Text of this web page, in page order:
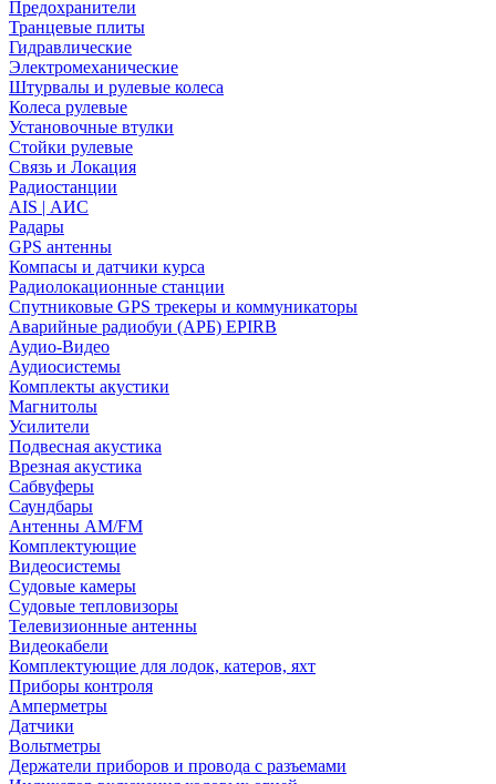
Предохранители
Транцевые плиты
Гидравлические
Электромеханические
Штурвалы и рулевые колеса
Колеса рулевые
Установочные втулки
Стойки рулевые
Связь и Локация
Радиостанции
AIS | АИС
Радары
GPS антенны
Компасы и датчики курса
Радиолокационные станции
Спутниковые GPS трекеры и коммуникаторы
Аварийные радиобуи (АРБ) EPIRB
Аудио-Видео
Аудиосистемы
Комплекты акустики
Магнитолы
Усилители
Подвесная акустика
Врезная акустика
Сабвуферы
Саундбары
Антенны AM/FM
Комплектующие
Видеосистемы
Судовые камеры
Cудовые тепловизоры
Телевизионные антенны
Видеокабели
Комплектующие для лодок, катеров, яхт
Приборы контроля
Амперметры
Датчики
Вольтметры
Держатели приборов и провода с разъемами